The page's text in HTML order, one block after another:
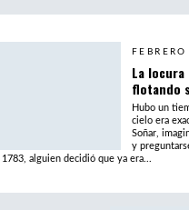
La
flotando
Hubo un
cielo era
Soñar,
y
alguien decidió que ya era...